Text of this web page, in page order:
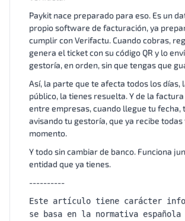
Paykit nace preparado para eso. Es un
propio software de facturación, ya
cumplir con Verifactu. Cuando cobras,
genera el ticket con su código QR y lo
gestoría, en orden, sin que tengas que
Así, la parte que te afecta todos los días,
público, la tienes resuelta. Y de la
entre empresas, cuando llegue tu fecha,
avisando tu gestoría, que ya recibe todas
momento.
Y todo sin cambiar de banco. Funciona
entidad que ya tienes.
----------
Este artículo tiene carácter
se basa en la normativa